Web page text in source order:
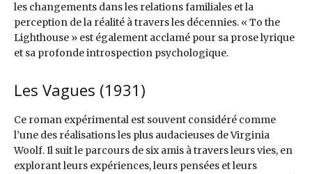
les changements dans les relations familiales et la
perception de la réalité à travers les décennies. « To the
Lighthouse » est également acclamé pour sa prose lyrique
et sa profonde introspection psychologique.
Les Vagues (1931)
Ce roman expérimental est souvent considéré comme
l’une des réalisations les plus audacieuses de Virginia
Woolf. Il suit le parcours de six amis à travers leurs vies, en
explorant leurs expériences, leurs pensées et leurs